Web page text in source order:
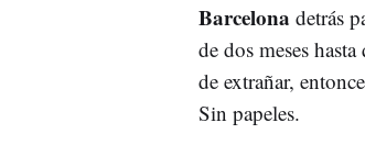
Barcelona detrás
de dos meses
de extrañar,
Sin papeles.